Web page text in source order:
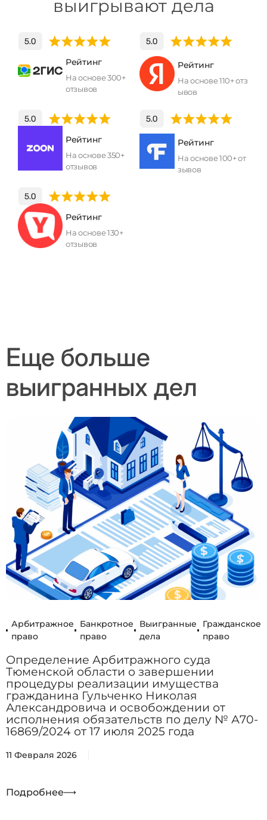
выигрывают дела
Рейтинг
На основе 300+
отзывов
Рейтинг
На основе 110+ отз
ывов
Рейтинг
На основе 350+
отзывов
Рейтинг
На основе 100+ от
зывов
Рейтинг
На основе 130+
отзывов
Еще больше
выигранных дел
Арбитражное
право
Банкротное
право
Выигранные
дела
Гражданское
право
Определение Арбитражного суда
Тюменской области о завершении
процедуры реализации имущества
гражданина Гульченко Николая
Александровича и освобождении от
исполнения обязательств по делу № А70-
16869/2024 от 17 июля 2025 года
11 Февраля 2026
Подробнее